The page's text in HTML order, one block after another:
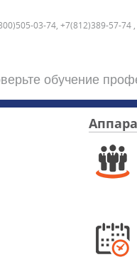
03-74, +7(812)389-57-74
обучение